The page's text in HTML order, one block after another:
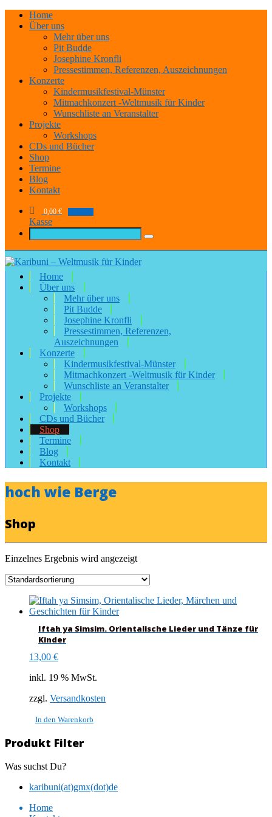
Home
Über uns
Mehr über uns
Pit Budde
Josephine Kronfli
Pressestimmen, Referenzen, Auszeichnungen
Konzerte
Kindermusikfestival-Münster
Mitmachkonzert -Weltmusik für Kinder
Wunschliste an Veranstalter
Projekte
Workshops
CDs und Bücher
Shop
Termine
Blog
Kontakt
0,00 €
Kasse
Home
Über uns
Mehr über uns
Pit Budde
Josephine Kronfli
Pressestimmen, Referenzen,
Auszeichnungen
Konzerte
Kindermusikfestival-Münster
Mitmachkonzert -Weltmusik für Kinder
Wunschliste an Veranstalter
Projekte
Workshops
CDs und Bücher
Shop
Termine
Blog
Kontakt
hoch wie Berge
Shop
Einzelnes Ergebnis wird angezeigt
Iftah ya Simsim. Orientalische Lieder und Tänze für
Kinder
13,00 €
inkl. 19 % MwSt.
zzgl. Versandkosten
In den Warenkorb
Produkt Filter
Was suchst Du?
karibuni(at)gmx(dot)de
Home